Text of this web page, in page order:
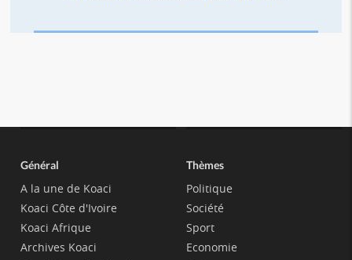
Général
A la une de Koaci
Koaci Côte d'Ivoire
Koaci Afrique
Archives Koaci
Thèmes
Politique
Société
Sport
Economie